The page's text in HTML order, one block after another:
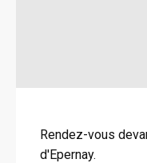
Rendez-vous
d'Epernay.